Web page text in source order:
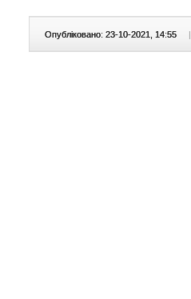
Опубліковано: 23-10-2021, 14:55 |